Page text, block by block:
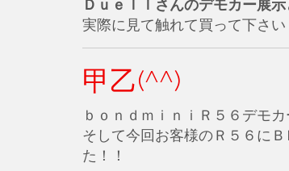
Ｄｕｅｌｌさんのデモカー展
実際に見て触れて買って下さい
甲乙(^^)
ｂｏｎｄｍｉｎｉＲ５６デモ
そして今回お客様のＲ５６に
た！！